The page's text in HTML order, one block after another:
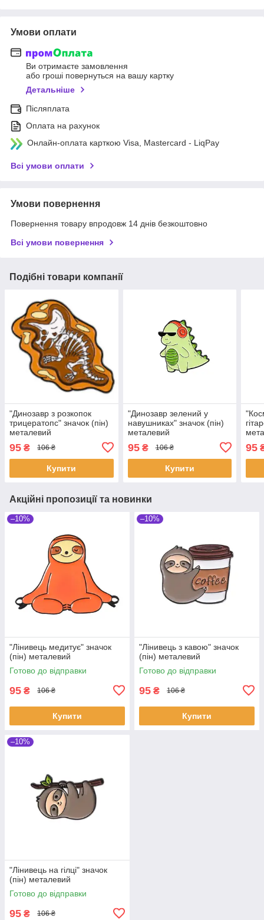
Умови оплати
Ви отримаєте замовлення
або гроші повернуться на вашу картку
Детальніше
Післяплата
Оплата на рахунок
Онлайн-оплата карткою Visa, Mastercard - LiqPay
Всі умови оплати
Умови повернення
Повернення товару впродовж 14 днів безкоштовно
Всі умови повернення
Подібні товари компанії
"Динозавр з розкопок
трицератопс" значок (пін)
металевий
95 ₴ 106 ₴
Купити
"Динозавр зелений у
навушниках" значок (пін)
металевий
95₴ 106 ₴
Купити
95
Акційні пропозиції та новинки
–10%
"Лінивець медитує" значок
(пін) металевий
Готово до відправки
95 ₴ 106 ₴
Купити
–10%
"Лінивець з кавою" значок
(пін) металевий
Готово до відправки
95 ₴ 106 ₴
Купити
–10%
"Лінивець на гілці" значок
(пін) металевий
Готово до відправки
95 ₴ 106 ₴